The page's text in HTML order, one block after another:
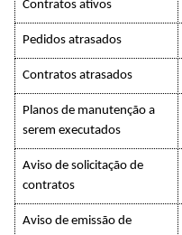
Contratos ativos
Pedidos atrasados
Contratos atrasados
Planos de manutenção a
serem executados
Aviso de solicitação de
contratos
Aviso de emissão de